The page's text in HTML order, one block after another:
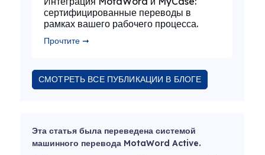
сертифицированные переводы в
рамках вашего рабочего процесса.
Прочтите ➞
СМОТРЕТЬ ВСЕ ПУБЛИКАЦИИ В БЛОГЕ
Эта статья была переведена системой
машинного перевода MotaWord Active.